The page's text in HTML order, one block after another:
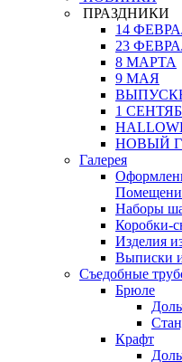
ПРАЗДНИКИ
14
23
8 МАРТА
9 МАЯ
1
НОВЫЙ
Галерея
Наборы
Коробки-
Изделия
Выписки
Съедобные
Брюле
Крафт